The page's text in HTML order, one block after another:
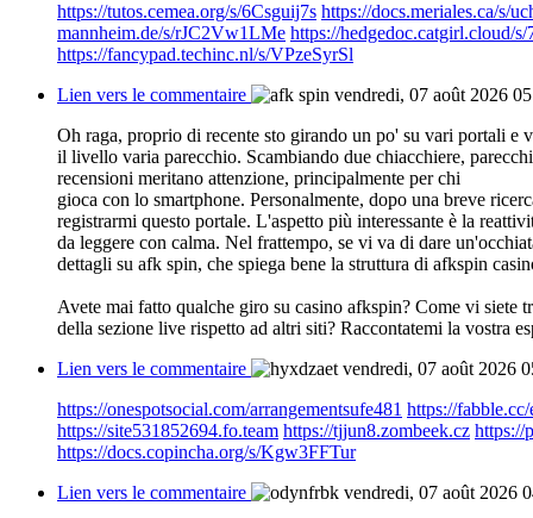
https://tutos.cemea.org/s/6Csguij7s https://docs.meriales.ca/s/
mannheim.de/s/rJC2Vw1LMe https://hedgedoc.catgirl.cloud/
https://fancypad.techinc.nl/s/VPzeSyrSl
Lien vers le commentaire
vendredi, 07 août 2026
Oh raga, proprio di recente sto girando un po' su vari portali e
il livello varia parecchio. Scambiando due chiacchiere,
recensioni meritano attenzione, principalmente per chi
gioca con lo smartphone. Personalmente, dopo una breve
registrarmi questo portale. L'aspetto più interessante è la
da leggere con calma. Nel frattempo, se vi va di dare
dettagli su afk spin, che spiega bene la struttura di afkspin
Avete mai fatto qualche giro su casino afkspin? Come vi siete
della sezione live rispetto ad altri siti? Raccontatemi la vostra
Lien vers le commentaire
vendredi, 07 août 2026
https://onespotsocial.com/arrangementsufe481 https://
https://site531852694.fo.team https://tjjun8.zombeek.cz https://
https://docs.copincha.org/s/Kgw3FFTur
Lien vers le commentaire
vendredi, 07 août 2026